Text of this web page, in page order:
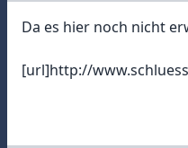
Da es hier noch nicht
[url]http://